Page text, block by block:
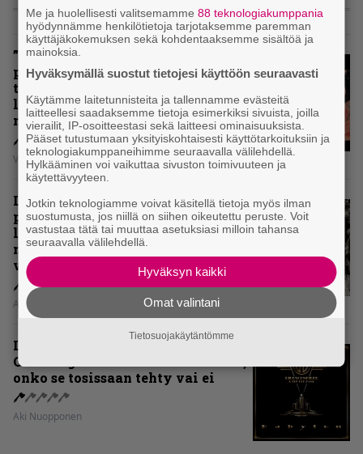
ARVIOT
”Metallica ei ole koskaan
pelännyt kehittyä ja muuttua” –
tarkistelussa 30 vuotta täyttävä
levy, joka jakaa fanien
mielipiteet
Vesa Siltanen
Levyarvio: Coronerin
paluualbumi 32 vuotta edellisen
levytyksen jälkeen ei voi
mitenkään täyttää odotuksia. Vai
voiko?
Aki Nuopponen
Levyarvio: Dirkschneider & The
Old Gang -albumista ei aina tiedä,
onko se tosissaan tehty vai ei
Aki Nuopponen
Me ja huolellisesti valitsemamme88 teknologiakumppania
hyödynnämme henkilötietoja tarjotaksemme paremman
käyttäjäkokemuksen sekä kohdentaaksemme sisältöä ja
mainoksia.
Hyväksymällä suostut tietojesi käyttöön seuraavasti
Käytämme laitetunnisteita ja tallennamme evästeitä
laitteellesi saadaksemme tietoja esimerkiksi sivuista, joilla
vierailit, IP-osoitteestasi sekä laitteesi ominaisuuksista.
Pääset tutustumaan yksityiskohtaisesti käyttötarkoituksiin ja
teknologiakumppaneihimme seuraavalla välilehdellä.
Hylkääminen voi vaikuttaa sivuston toimivuuteen ja
käytettävyyteen.
Jotkin teknologiamme voivat käsitellä tietoja myös ilman
suostumusta, jos niillä on siihen oikeutettu peruste. Voit
vastustaa tätä tai muuttaa asetuksiasi milloin tahansa
seuraavalla välilehdellä.
Hyväksyn kaikki
Omat valintani
Tietosuojakäytäntömme